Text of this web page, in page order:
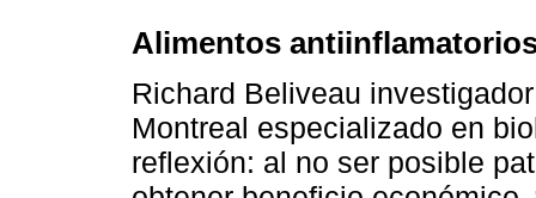
Alimentos
Richard Beliveau
Montreal especializado en
reflexión: al no ser posible